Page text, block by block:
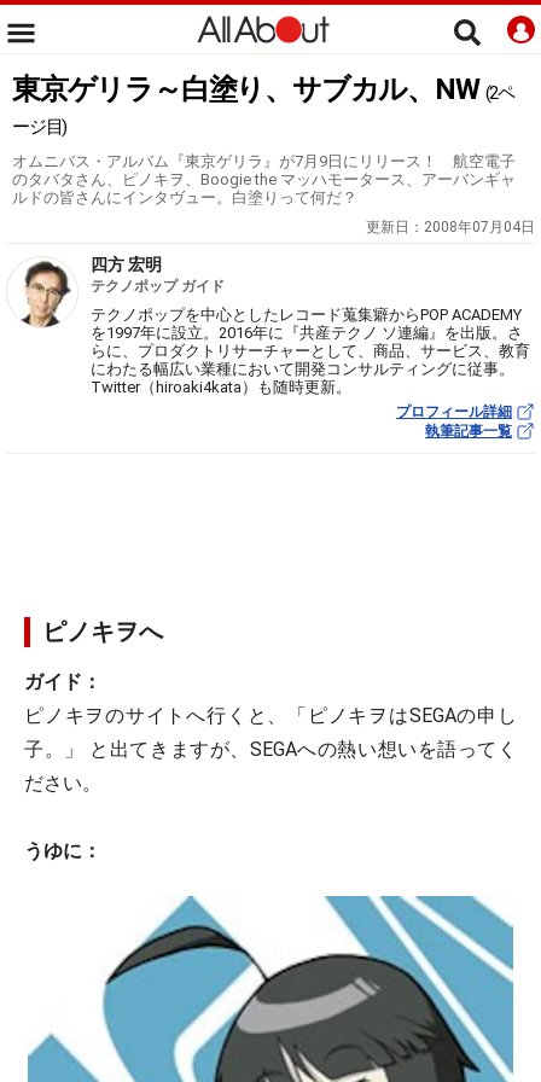
東京ゲリラ～白塗り、サブカル、NW (2ペ
ージ目)
オムニバス・アルバム『東京ゲリラ』が7月9日にリリース！ 航空電子
のタバタさん、ピノキヲ、Boogie the マッハモータース、アーバンギャ
ルドの皆さんにインタヴュー。白塗りって何だ？
更新日： 2008年07月04日
四方 宏明
テクノポップ ガイド
テクノポップを中心としたレコード蒐集癖からPOP ACADEMY
を1997年に設立。2016年に『共産テクノ ソ連編』を出版。さ
らに、プロダクトリサーチャーとして、商品、サービス、教育
にわたる幅広い業種において開発コンサルティングに従事。
Twitter（hiroaki4kata）も随時更新。
プロフィール詳細
執筆記事一覧
ピノキヲへ
ガイド：
ピノキヲのサイトへ行くと、「ピノキヲはSEGAの申し
子。」 と出てきますが、SEGAへの熱い想いを語ってく
ださい。
うゆに：